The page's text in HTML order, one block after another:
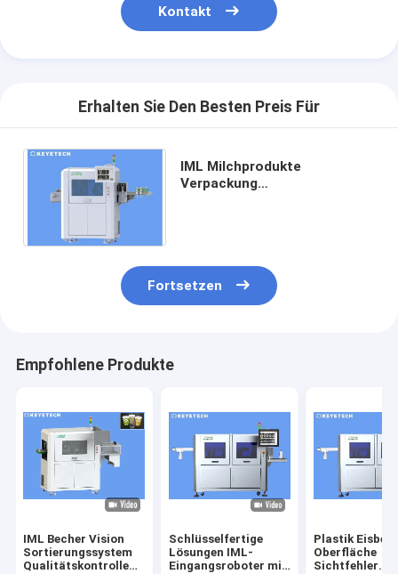
Kontakt
Erhalten Sie Den Besten Preis Für
IML Milchprodukte
Verpackung
Fortsetzen
Empfohlene Produkte
IML Becher Vision
Sortierungssystem
Qualitätskontrolle
Schlüsselfertige
Lösungen IML-
Eingangsroboter mit
Plastik
Oberfläche
Sichtfehler